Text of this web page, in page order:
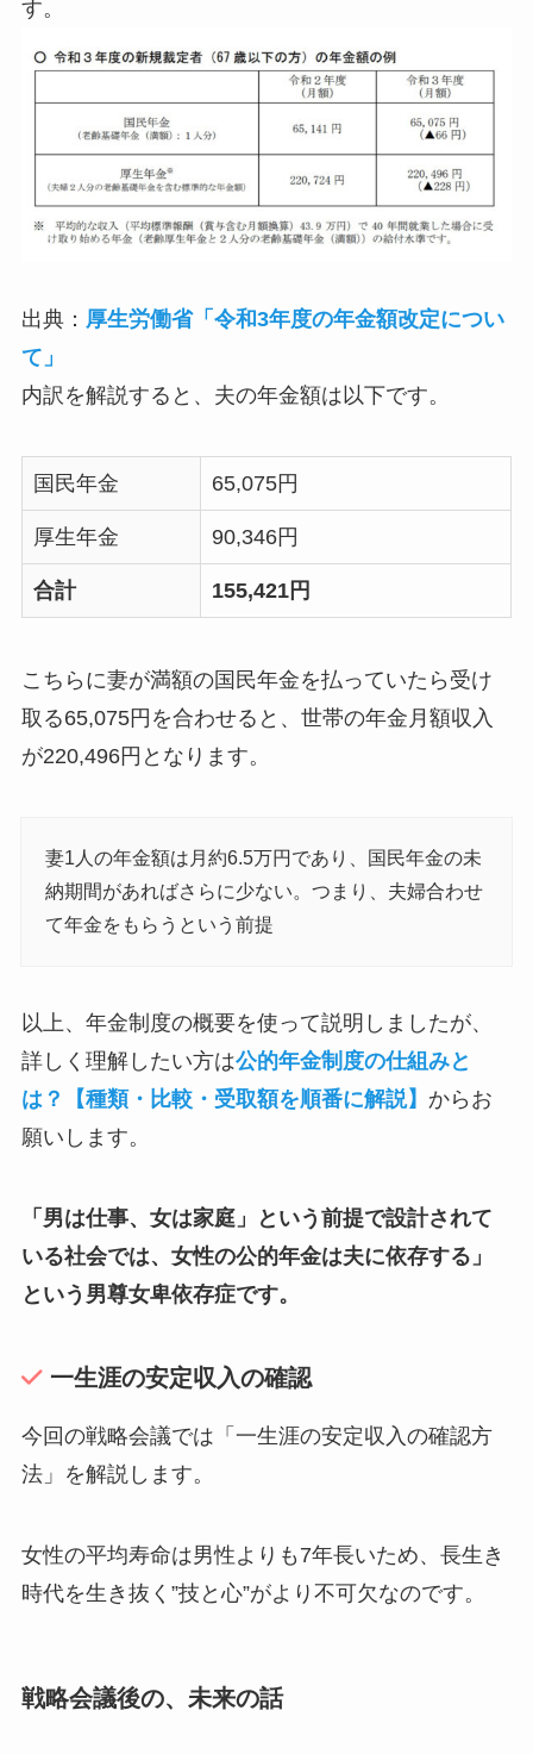
す。
出典： 厚生労働省「令和3年度の年金額改定につい
て」
内訳を解説すると、夫の年金額は以下です。
国民年金 65,075円
厚生年金 90,346円
合計 155,421円
こちらに妻が満額の国民年金を払っていたら受け
取る65,075円を合わせると、世帯の年金月額収入
が220,496円となります。
妻1人の年金額は月約6.5万円であり、国民年金の未
納期間があればさらに少ない。つまり、夫婦合わせ
て年金をもらうという前提
以上、年金制度の概要を使って説明しましたが、
詳しく理解したい方は公的年金制度の仕組みと
は？【種類・比較・受取額を順番に解説】 からお
願いします。
「男は仕事、女は家庭」という前提で設計されて
いる社会では、女性の公的年金は夫に依存する」
という男尊女卑依存症です。
一生涯の安定収入の確認
今回の戦略会議では「一生涯の安定収入の確認方
法」を解説します。
女性の平均寿命は男性よりも7年長いため、長生き
時代を生き抜く”技と心”がより不可欠なのです。
戦略会議後の、未来の話